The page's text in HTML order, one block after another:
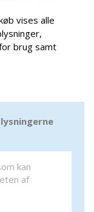
vises alle
brug samt